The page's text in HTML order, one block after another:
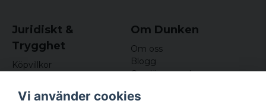
Juridiskt &
Trygghet
Köpvillkor
Om cookies
Om Dunken
Om oss
Blogg
Omdömen och
Nyhetsbrev
Vi använder cookies